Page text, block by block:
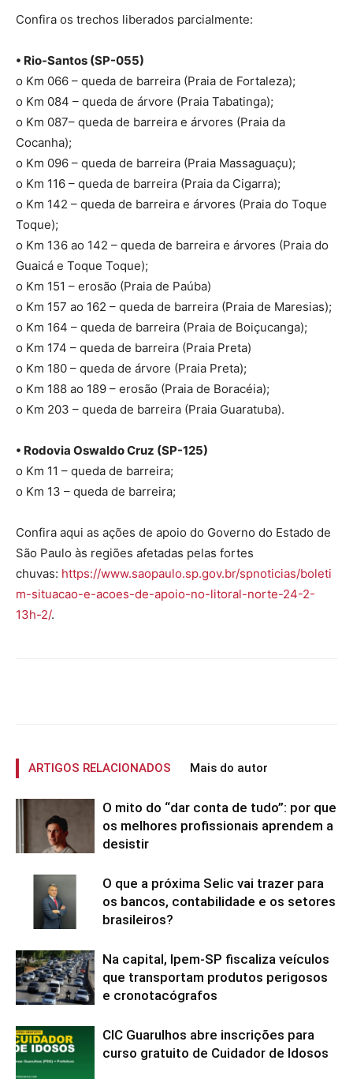
Confira os trechos liberados parcialmente:
• Rio-Santos (SP-055)
o Km 066 – queda de barreira (Praia de Fortaleza);
o Km 084 – queda de árvore (Praia Tabatinga);
o Km 087– queda de barreira e árvores (Praia da
Cocanha);
o Km 096 – queda de barreira (Praia Massaguaçu);
o Km 116 – queda de barreira (Praia da Cigarra);
o Km 142 – queda de barreira e árvores (Praia do Toque
Toque);
o Km 136 ao 142 – queda de barreira e árvores (Praia do
Guaicá e Toque Toque);
o Km 151 – erosão (Praia de Paúba)
o Km 157 ao 162 – queda de barreira (Praia de Maresias);
o Km 164 – queda de barreira (Praia de Boiçucanga);
o Km 174 – queda de barreira (Praia Preta)
o Km 180 – queda de árvore (Praia Preta);
o Km 188 ao 189 – erosão (Praia de Boracéia);
o Km 203 – queda de barreira (Praia Guaratuba).
• Rodovia Oswaldo Cruz (SP-125)
o Km 11 – queda de barreira;
o Km 13 – queda de barreira;
Confira aqui as ações de apoio do Governo do Estado de
São Paulo às regiões afetadas pelas fortes
chuvas: https://www.saopaulo.sp.gov.br/spnoticias/boleti
m-situacao-e-acoes-de-apoio-no-litoral-norte-24-2-
13h-2/.
ARTIGOS RELACIONADOS Mais do autor
O mito do “dar conta de tudo”: por que
os melhores profissionais aprendem a
desistir
O que a próxima Selic vai trazer para
os bancos, contabilidade e os setores
brasileiros?
Na capital, Ipem-SP fiscaliza veículos
que transportam produtos perigosos
e cronotacógrafos
CIC Guarulhos abre inscrições para
curso gratuito de Cuidador de Idosos